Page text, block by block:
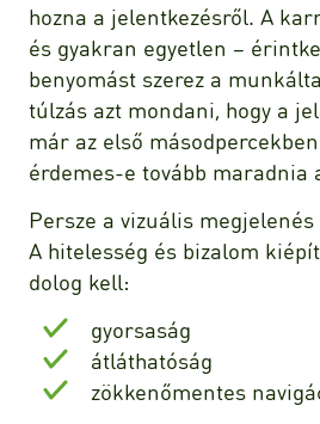
hozna a jelentkezésről. A
és gyakran egyetlen –
benyomást szerez a
túlzás azt mondani, hogy a
már az első
érdemes-e tovább maradnia
Persze a vizuális
A hitelesség és bizalom
dolog kell:
gyorsaság
átláthatóság
zökkenőmentes